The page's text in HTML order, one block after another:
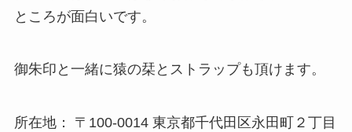
ところが面白いです。
御朱印と一緒に猿の栞とストラップも頂けます。
所在地： 〒100-0014 東京都千代田区永田町２丁目